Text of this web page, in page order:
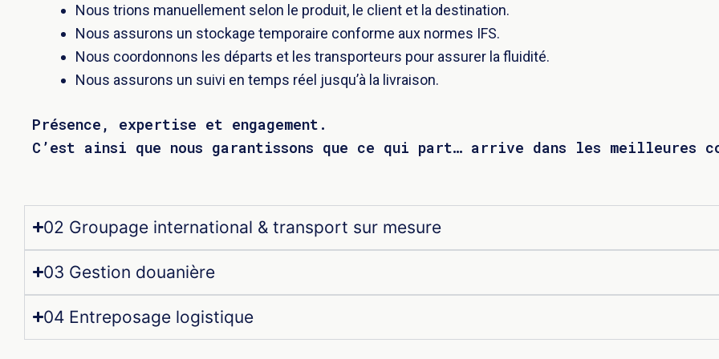
Nous trions manuellement selon le produit, le client et la destination.
Nous assurons un stockage temporaire conforme aux normes IFS.
Nous coordonnons les départs et les transporteurs pour assurer la fluidité.
Nous assurons un suivi en temps réel jusqu’à la livraison.
Présence, expertise et engagement.
C’est ainsi que nous garantissons que ce qui part… arrive dans les meilleures
02 Groupage international & transport sur mesure
03 Gestion douanière
04 Entreposage logistique